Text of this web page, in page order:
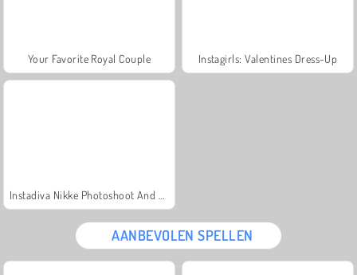
Your Favorite Royal Couple Instagirls: Valentines Dress-Up
AANBEVOLEN SPELLEN